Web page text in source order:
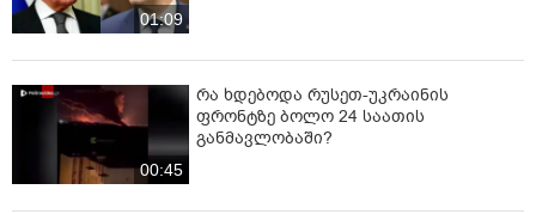
01:09
00:45
რა ხდებოდა რუსეთ-უკრაინის
ფრონტზე ბოლო 24 საათის
განმავლობაში?